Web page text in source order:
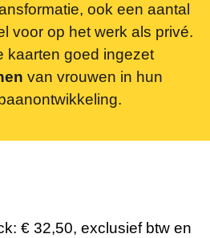
ook een aantal
voor op het werk als privé.
kaarten goed ingezet
van vrouwen in hun
€ 32,50, exclusief btw en